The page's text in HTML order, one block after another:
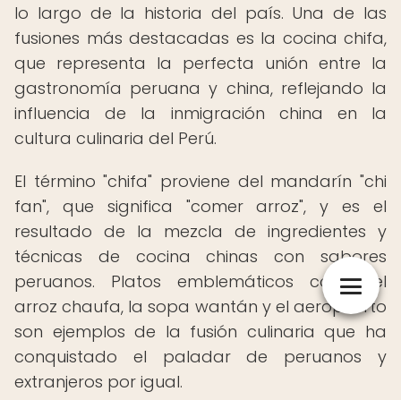
lo largo de la historia del país. Una de las
fusiones más destacadas es la cocina chifa,
que representa la perfecta unión entre la
gastronomía peruana y china, reflejando la
influencia de la inmigración china en la
cultura culinaria del Perú.
El término "chifa" proviene del mandarín "chi
fan", que significa "comer arroz", y es el
resultado de la mezcla de ingredientes y
técnicas de cocina chinas con sabores
peruanos. Platos emblemáticos como el
arroz chaufa, la sopa wantán y el aeropuerto
son ejemplos de la fusión culinaria que ha
conquistado el paladar de peruanos y
extranjeros por igual.